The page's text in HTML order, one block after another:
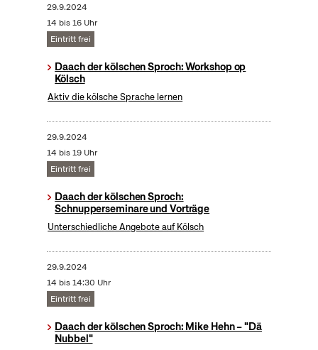
29.9.2024
14 bis 16 Uhr
Eintritt frei
Daach der kölschen Sproch: Workshop op
Kölsch
Aktiv die kölsche Sprache lernen
29.9.2024
14 bis 19 Uhr
Eintritt frei
Daach der kölschen Sproch:
Schnupperseminare und Vorträge
Unterschiedliche Angebote auf Kölsch
29.9.2024
14 bis 14:30 Uhr
Eintritt frei
Daach der kölschen Sproch: Mike Hehn – "Dä
Nubbel"